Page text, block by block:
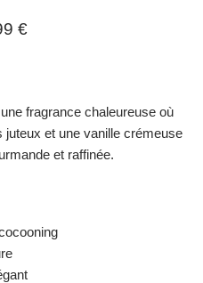
€
fragrance chaleureuse où
juteux et une vanille crémeuse
et raffinée.